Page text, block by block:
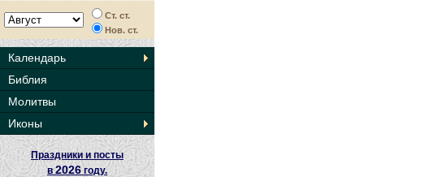
Ст. ст.
Нов. ст.
Календарь
Библия
Молитвы
Иконы
Праздники и посты
в2026 году.